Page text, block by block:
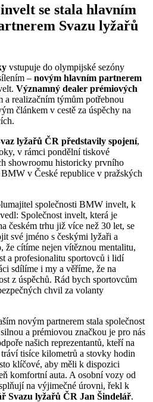
se stala hlavním
Svazu lyžařů
vstupuje do olympijské sezóny
– novým hlavním partnerem
Významný dealer prémiových
a realizačním týmům potřebnou
článkem v cestě za úspěchy na
lyžařů ČR představily spojení,
v rámci pondělní tiskové
showroomu historicky prvního
v České republice v pražských
společnosti BMW invelt, k
Společnost invelt, která je
českém trhu již více než 30 let, se
své jméno s českými lyžaři a
že cítíme nejen vítěznou mentalitu,
a profesionalitu sportovců i lidí
sdílíme i my a věříme, že na
z úspěchů. Rád bych sportovcům
chvil za volanty
novým partnerem stala společnost
a prémiovou značkou je pro nás
našich reprezentantů, kteří na
tisíce kilometrů a stovky hodin
klíčové, aby měli k dispozici
komfortní auta. A osobní vozy od
na výjimečné úrovni, řekl k
Svazu lyžařů ČR Jan Šindelář.